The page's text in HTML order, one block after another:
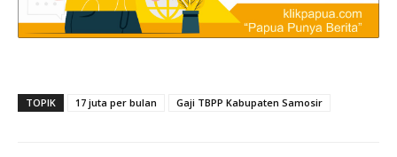
TOPIK 17 juta per bulan Gaji TBPP Kabupaten Samosir